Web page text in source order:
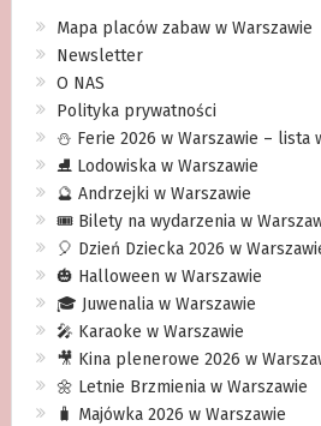
Mapa placów zabaw w Warszawie
Newsletter
O NAS
Polityka prywatności
⛄️ Ferie 2026 w Warszawie – lista
⛸ Lodowiska w Warszawie
🔮 Andrzejki w Warszawie
🎟️ Bilety na wydarzenia w
🎈 Dzień Dziecka 2026 w
🎃 Halloween w Warszawie
🎓 Juwenalia w Warszawie
🎤 Karaoke w Warszawie
🎥 Kina plenerowe 2026 w
🌼 Letnie Brzmienia w Warszawie
🧳 Majówka 2026 w Warszawie